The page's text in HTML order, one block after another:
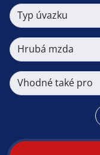
Typ úvazku
Hrubá mzda
Vhodné také pro